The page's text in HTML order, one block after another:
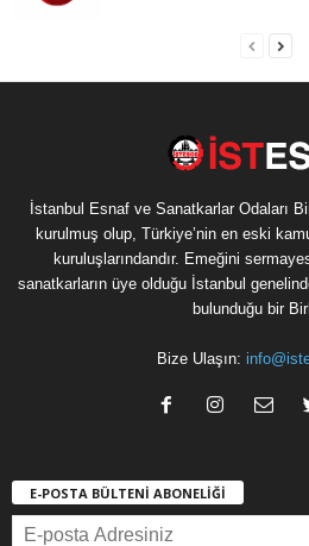
İstanbul Esnaf ve Sanatkarlar Odaları
kurulmuş olup, Türkiye’nin en eski
kuruluşlarındandır. Emeğini
sanatkarların üye olduğu İstanbul
bulunduğu bir
Bize Ulaşın:
E-POSTA BÜLTENİ ABONELİĞİ